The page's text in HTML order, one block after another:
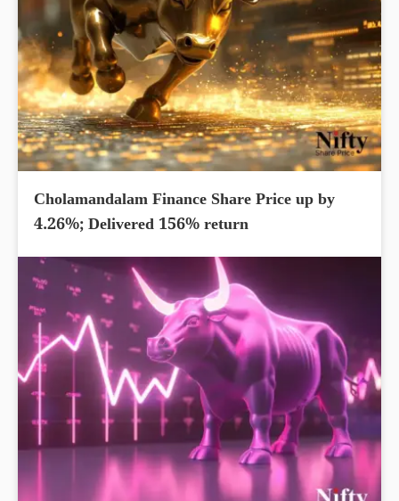
Cholamandalam Finance Share Price up by
4.26%; Delivered 156% return